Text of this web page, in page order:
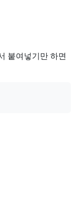
붙여넣기만 하면